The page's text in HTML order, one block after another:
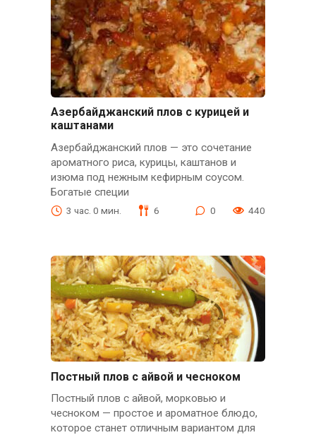
Азербайджанский плов с курицей и
каштанами
Азербайджанский плов — это сочетание
ароматного риса, курицы, каштанов и
изюма под нежным кефирным соусом.
Богатые специи
3 час. 0 мин. 6 0 440
Постный плов с айвой и чесноком
Постный плов с айвой, морковью и
чесноком — простое и ароматное блюдо,
которое станет отличным вариантом для